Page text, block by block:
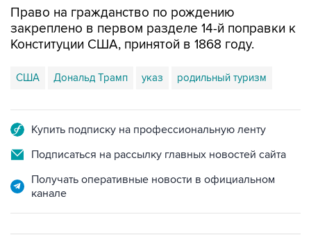
Право на гражданство по рождению
закреплено в первом разделе 14-й поправки к
Конституции США, принятой в 1868 году.
США Дональд Трамп указ родильный туризм
Купить подписку на профессиональную ленту
Подписаться на рассылку главных новостей сайта
Получать оперативные новости в официальном
канале